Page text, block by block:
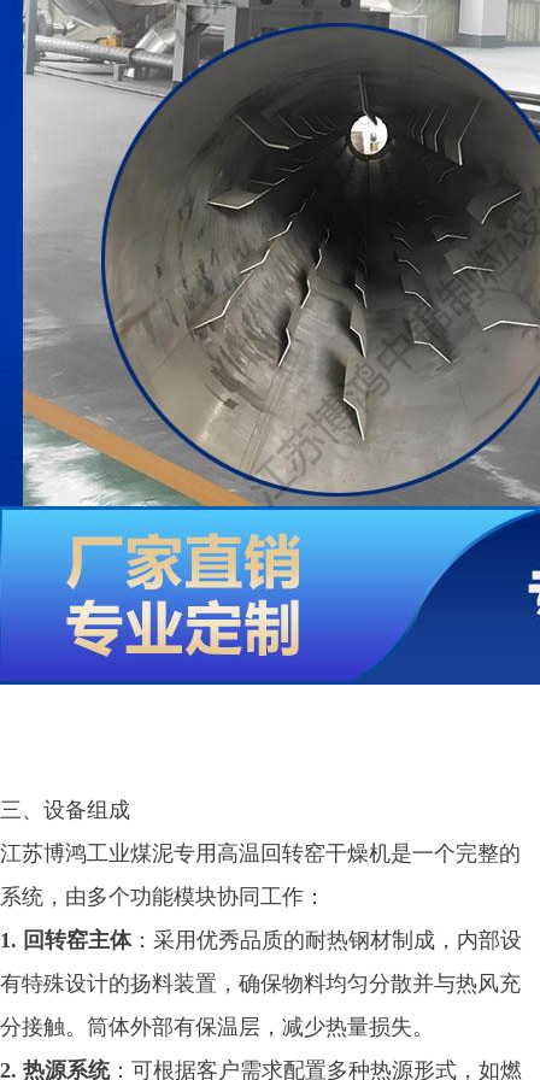
三、设备组成
江苏博鸿工业煤泥专用高温回转窑干燥机是一个完整的
系统，由多个功能模块协同工作：
1. 回转窑主体：采用优秀品质的耐热钢材制成，内部设
有特殊设计的扬料装置，确保物料均匀分散并与热风充
分接触。筒体外部有保温层，减少热量损失。
2. 热源系统：可根据客户需求配置多种热源形式，如燃